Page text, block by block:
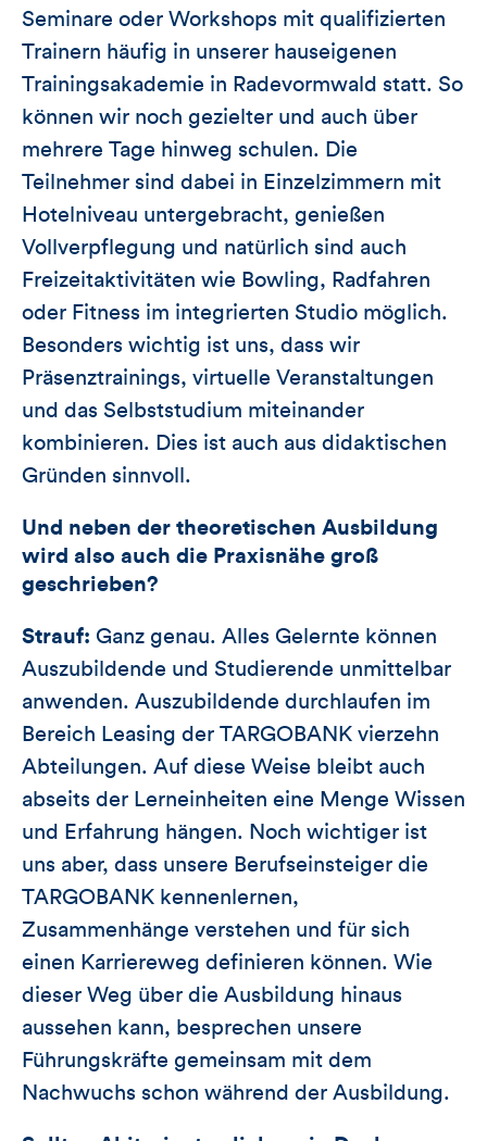
Seminare oder Workshops mit qualifizierten
Trainern häufig in unserer hauseigenen
Trainingsakademie in Radevormwald statt. So
können wir noch gezielter und auch über
mehrere Tage hinweg schulen. Die
Teilnehmer sind dabei in Einzelzimmern mit
Hotelniveau untergebracht, genießen
Vollverpflegung und natürlich sind auch
Freizeitaktivitäten wie Bowling, Radfahren
oder Fitness im integrierten Studio möglich.
Besonders wichtig ist uns, dass wir
Präsenztrainings, virtuelle Veranstaltungen
und das Selbststudium miteinander
kombinieren. Dies ist auch aus didaktischen
Gründen sinnvoll.
Und neben der theoretischen Ausbildung
wird also auch die Praxisnähe groß
geschrieben?
Strauf: Ganz genau. Alles Gelernte können
Auszubildende und Studierende unmittelbar
anwenden. Auszubildende durchlaufen im
Bereich Leasing der TARGOBANK vierzehn
Abteilungen. Auf diese Weise bleibt auch
abseits der Lerneinheiten eine Menge Wissen
und Erfahrung hängen. Noch wichtiger ist
uns aber, dass unsere Berufseinsteiger die
TARGOBANK kennenlernen,
Zusammenhänge verstehen und für sich
einen Karriereweg definieren können. Wie
dieser Weg über die Ausbildung hinaus
aussehen kann, besprechen unsere
Führungskräfte gemeinsam mit dem
Nachwuchs schon während der Ausbildung.